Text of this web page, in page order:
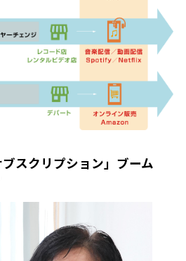
スクリプション」ブーム